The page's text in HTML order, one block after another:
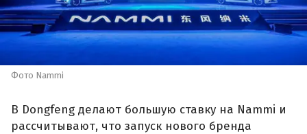
Фото Nammi
В Dongfeng делают большую ставку на Nammi и
рассчитывают, что запуск нового бренда